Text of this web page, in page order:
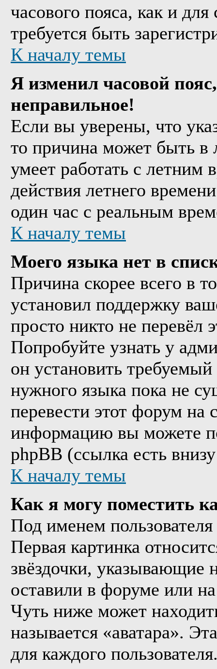
часового пояса, как и
требуется быть
К началу темы
Я изменил часовой
неправильное!
Если вы уверены, что
то причина может быть
умеет работать с летним
действия летнего
один час с реальным
К началу темы
Моего языка нет в
Причина скорее всего в
установил поддержку
просто никто не перевёл
Попробуйте узнать у
он установить
нужного языка пока не
перевести этот форум
информацию вы можете
phpBB (ссылка есть
К началу темы
Как я могу поместить
Под именем
Первая картинка
звёздочки, указывающие
оставили в форуме или
Чуть ниже может
называется «аватара».
для каждого